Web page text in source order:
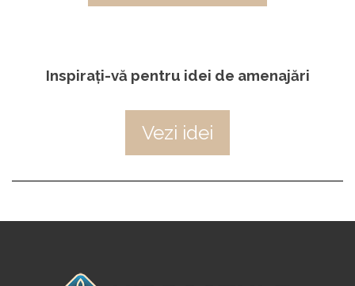
Inspirați-vă pentru idei de amenajări
Vezi idei